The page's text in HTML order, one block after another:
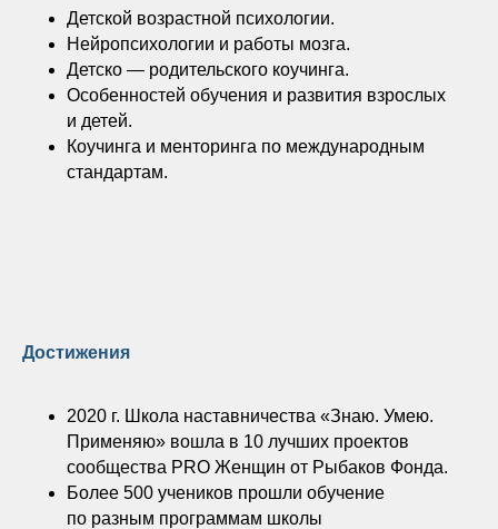
Детской возрастной психологии.
Нейропсихологии и работы мозга.
Детско — родительского коучинга.
Особенностей обучения и развития взрослых
и детей.
Коучинга и менторинга по международным
стандартам.
Достижения
2020 г. Школа наставничества «Знаю. Умею.
Применяю» вошла в 10 лучших проектов
сообщества PRO Женщин от Рыбаков Фонда.
Более 500 учеников прошли обучение
по разным программам школы